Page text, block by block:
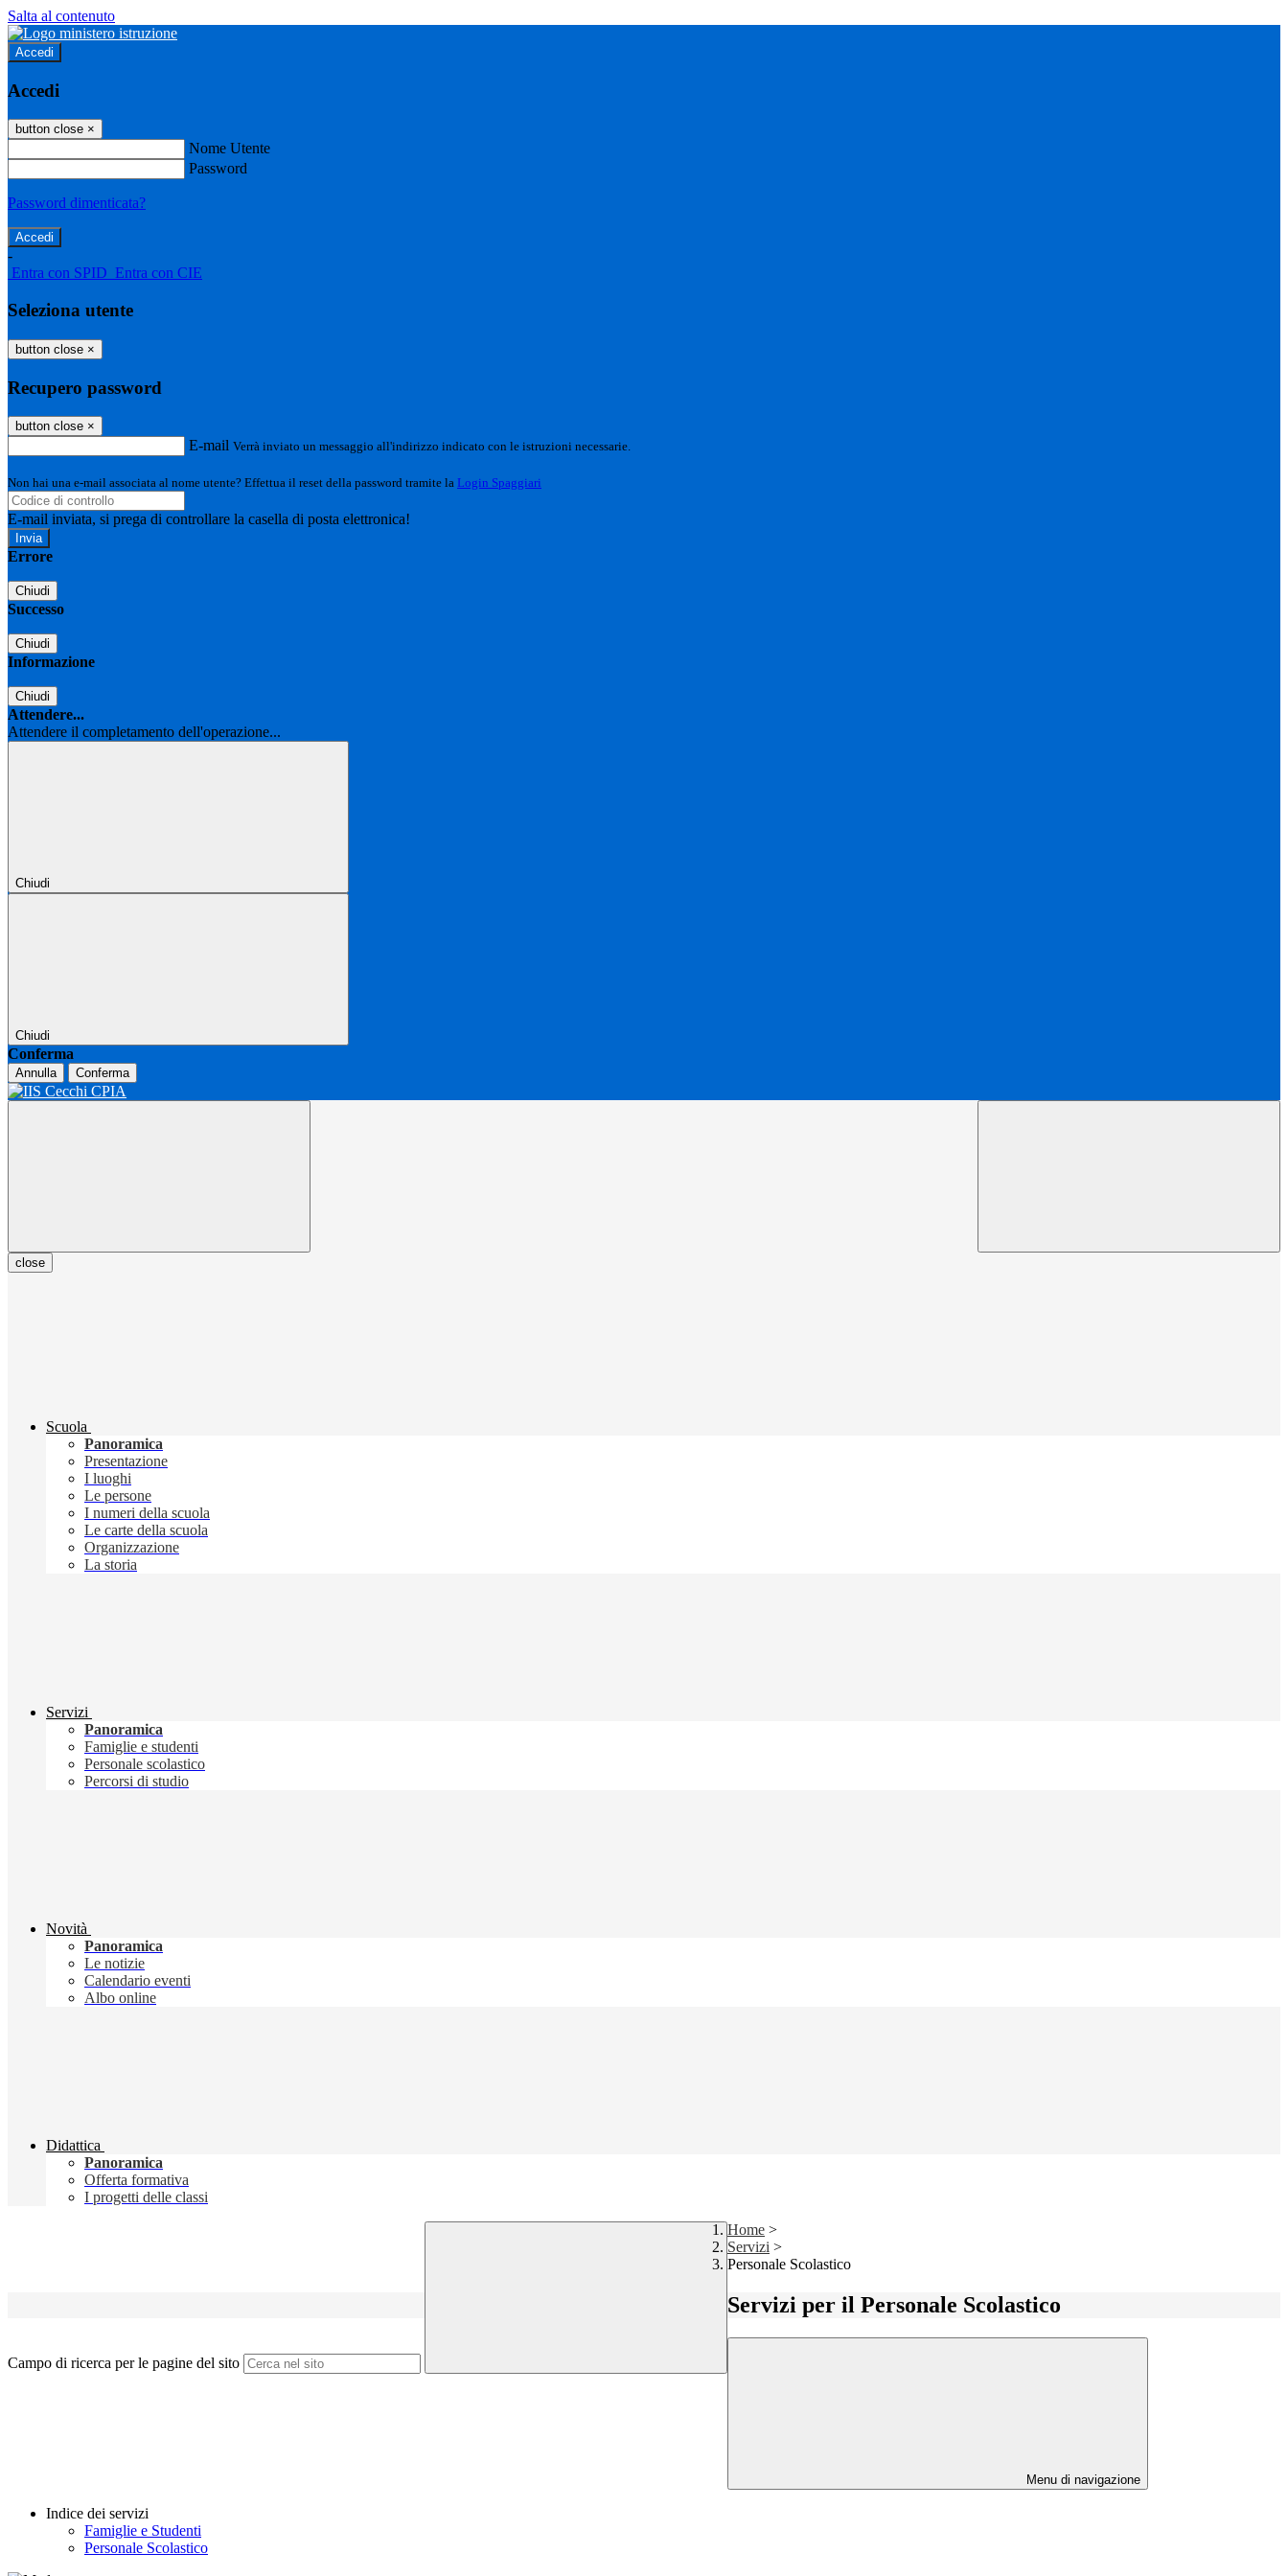
Salta al contenuto
Accedi
Accedi
button close ×
Nome Utente
Password
Password dimenticata?
-
Entra con SPID Entra con CIE
Seleziona utente
button close ×
Recupero password
button close ×
E-mail Verrà inviato un messaggio all'indirizzo indicato con le istruzioni necessarie.
Non hai una e-mail associata al nome utente? Effettua il reset della password tramite la Login Spaggiari
E-mail inviata, si prega di controllare la casella di posta elettronica!
Errore
Chiudi
Successo
Chiudi
Informazione
Chiudi
Attendere...
Attendere il completamento dell'operazione...
Chiudi
Chiudi
Conferma
Annulla Conferma
close
Scuola
Panoramica
Presentazione
I luoghi
Le persone
I numeri della scuola
Le carte della scuola
Organizzazione
La storia
Servizi
Panoramica
Famiglie e studenti
Personale scolastico
Percorsi di studio
Novità
Panoramica
Le notizie
Calendario eventi
Albo online
Didattica
Panoramica
Offerta formativa
I progetti delle classi
Campo di ricerca per le pagine del sito
Home >
Servizi >
Personale Scolastico
Servizi per il Personale Scolastico
Menu di navigazione
Indice dei servizi
Famiglie e Studenti
Personale Scolastico